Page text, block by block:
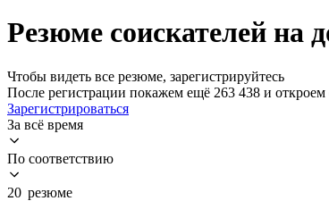
Резюме соискателей на
Чтобы видеть все резюме, зарегистрируйтесь
После регистрации покажем ещё 263 438 и откроем
Зарегистрироваться
За всё время
По соответствию
20 резюме